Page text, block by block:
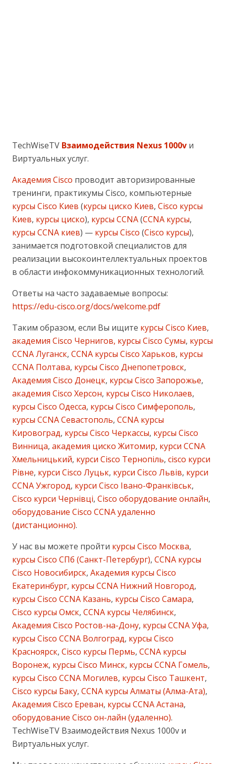
TechWiseTV Взаимодействия Nexus 1000v и
Виртуальных услуг.
Академия Cisco проводит авторизированные
тренинги, практикумы Cisco, компьютерные
курсы Cisco Киев (курсы циско Киев, Cisco курсы
Киев, курсы циско), курсы CCNA(CCNA курсы,
курсы CCNA киев) — курсы Cisco (Cisco курсы),
занимается подготовкой специалистов для
реализации высокоинтеллектуальных проектов
в области инфокоммуникационных технологий.
Ответы на часто задаваемые вопросы:
https://edu-cisco.org/docs/welcome.pdf
Таким образом, если Вы ищите курсы Cisco Киев,
академия Cisco Чернигов, курсы Cisco Сумы, курсы
CCNA Луганск, CCNA курсы Cisco Харьков, курсы
CCNA Полтава, курсы Cisco Днепопетровск,
Академия Cisco Донецк, курсы Cisco Запорожье,
академия Cisco Херсон, курсы Cisco Николаев,
курсы Cisco Одесса, курсы Cisco Симферополь,
курсы CCNA Севастополь, CCNA курсы
Кировоград, курсы Cisco Черкассы, курсы Cisco
Винница, академия циско Житомир, курси CCNA
Хмельницький, курси Cisco Тернопіль, cisco курси
Рівне, курси Cisco Луцьк, курси Cisco Львів, курси
CCNA Ужгород, курси Cisco Івано-Франківськ,
Cisco курси Чернівці, Cisco оборудование онлайн,
оборудование Cisco CCNA удаленно
(дистанционно).
У нас вы можете пройти курсы Cisco Москва,
курсы Cisco СПб (Санкт-Петербург), CCNA курсы
Cisco Новосибирск, Академия курсы Cisco
Екатеринбург, курсы CCNA Нижний Новгород,
курсы Cisco CCNA Казань, курсы Cisco Самара,
Cisco курсы Омск, CCNA курсы Челябинск,
Академия Cisco Ростов-на-Дону, курсы CCNA Уфа,
курсы Cisco CCNA Волгоград, курсы Cisco
Красноярск, Cisco курсы Пермь, CCNA курсы
Воронеж, курсы Cisco Минск, курсы CCNA Гомель,
курсы Cisco CCNA Могилев, курсы Cisco Ташкент,
Cisco курсы Баку, CCNA курсы Алматы (Алма-Ата),
Академия Cisco Ереван, курсы CCNA Астана,
оборудование Cisco он-лайн (удаленно).
TechWiseTV Взаимодействия Nexus 1000v и
Виртуальных услуг.